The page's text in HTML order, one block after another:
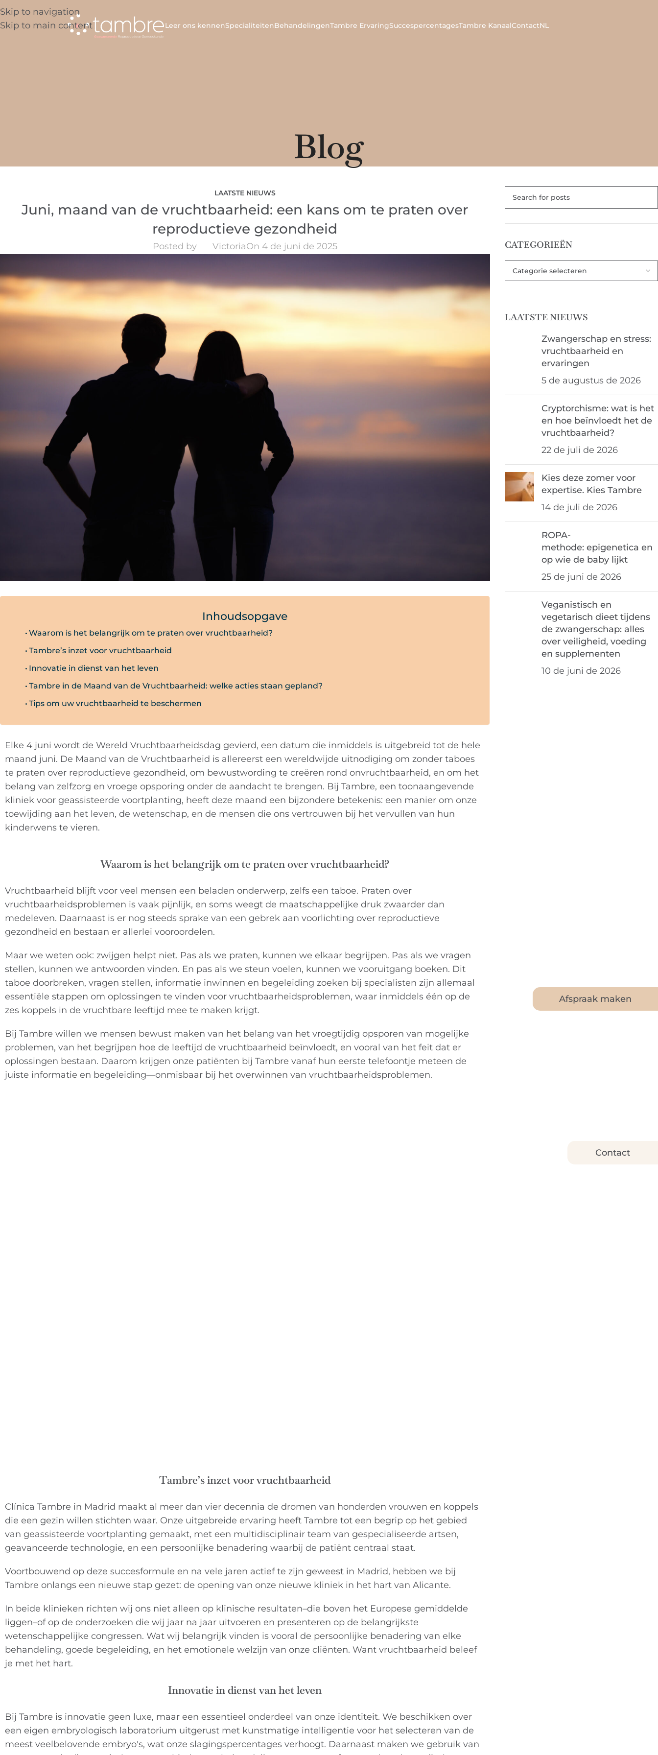
Skip to navigation
Skip to main content
Leer ons kennenSpecialiteitenBehandelingenTambre ErvaringSuccespercentagesTambre KanaalContactNL
Blog
LAATSTE NIEUWS
Juni, maand van de vruchtbaarheid: een kans om te praten over
reproductieve gezondheid
Posted by VictoriaOn 4 de juni de 2025
Inhoudsopgave
Waarom is het belangrijk om te praten over vruchtbaarheid?
Tambre’s inzet voor vruchtbaarheid
Innovatie in dienst van het leven
Tambre in de Maand van de Vruchtbaarheid: welke acties staan gepland?
Tips om uw vruchtbaarheid te beschermen
Elke 4 juni wordt de Wereld Vruchtbaarheidsdag gevierd, een datum die inmiddels is uitgebreid tot de hele
maand juni. De Maand van de Vruchtbaarheid is allereerst een wereldwijde uitnodiging om zonder taboes
te praten over reproductieve gezondheid, om bewustwording te creëren rond onvruchtbaarheid, en om het
belang van zelfzorg en vroege opsporing onder de aandacht te brengen. Bij Tambre, een toonaangevende
kliniek voor geassisteerde voortplanting, heeft deze maand een bijzondere betekenis: een manier om onze
toewijding aan het leven, de wetenschap, en de mensen die ons vertrouwen bij het vervullen van hun
kinderwens te vieren.
Waarom is het belangrijk om te praten over vruchtbaarheid?
Vruchtbaarheid blijft voor veel mensen een beladen onderwerp, zelfs een taboe. Praten over
vruchtbaarheidsproblemen is vaak pijnlijk, en soms weegt de maatschappelijke druk zwaarder dan
medeleven. Daarnaast is er nog steeds sprake van een gebrek aan voorlichting over reproductieve
gezondheid en bestaan er allerlei vooroordelen.
Maar we weten ook: zwijgen helpt niet. Pas als we praten, kunnen we elkaar begrijpen. Pas als we vragen
stellen, kunnen we antwoorden vinden. En pas als we steun voelen, kunnen we vooruitgang boeken. Dit
taboe doorbreken, vragen stellen, informatie inwinnen en begeleiding zoeken bij specialisten zijn allemaal
essentiële stappen om oplossingen te vinden voor vruchtbaarheidsproblemen, waar inmiddels één op de
zes koppels in de vruchtbare leeftijd mee te maken krijgt.
Bij Tambre willen we mensen bewust maken van het belang van het vroegtijdig opsporen van mogelijke
problemen, van het begrijpen hoe de leeftijd de vruchtbaarheid beïnvloedt, en vooral van het feit dat er
oplossingen bestaan. Daarom krijgen onze patiënten bij Tambre vanaf hun eerste telefoontje meteen de
juiste informatie en begeleiding—onmisbaar bij het overwinnen van vruchtbaarheidsproblemen.
Tambre’s inzet voor vruchtbaarheid
Clínica Tambre in Madrid maakt al meer dan vier decennia de dromen van honderden vrouwen en koppels
die een gezin willen stichten waar. Onze uitgebreide ervaring heeft Tambre tot een begrip op het gebied
van geassisteerde voortplanting gemaakt, met een multidisciplinair team van gespecialiseerde artsen,
geavanceerde technologie, en een persoonlijke benadering waarbij de patiënt centraal staat.
Voortbouwend op deze succesformule en na vele jaren actief te zijn geweest in Madrid, hebben we bij
Tambre onlangs een nieuwe stap gezet: de opening van onze nieuwe kliniek in het hart van Alicante.
In beide klinieken richten wij ons niet alleen op klinische resultaten–die boven het Europese gemiddelde
liggen–of op de onderzoeken die wij jaar na jaar uitvoeren en presenteren op de belangrijkste
wetenschappelijke congressen. Wat wij belangrijk vinden is vooral de persoonlijke benadering van elke
behandeling, goede begeleiding, en het emotionele welzijn van onze cliënten. Want vruchtbaarheid beleef
je met het hart.
Innovatie in dienst van het leven
Bij Tambre is innovatie geen luxe, maar een essentieel onderdeel van onze identiteit. We beschikken over
een eigen embryologisch laboratorium uitgerust met kunstmatige intelligentie voor het selecteren van de
meest veelbelovende embryo's, wat onze slagingspercentages verhoogt. Daarnaast maken we gebruik van
CATEGORIEËN
LAATSTE NIEUWS
Zwangerschap en stress:
vruchtbaarheid en
ervaringen
5 de augustus de 2026
Cryptorchisme: wat is het
en hoe beïnvloedt het de
vruchtbaarheid?
22 de juli de 2026
Kies deze zomer voor
expertise. Kies Tambre
14 de juli de 2026
ROPA-
methode: epigenetica en
op wie de baby lijkt
25 de juni de 2026
Veganistisch en
vegetarisch dieet tijdens
de zwangerschap: alles
over veiligheid, voeding
en supplementen
10 de juni de 2026
Afspraak maken
Contact